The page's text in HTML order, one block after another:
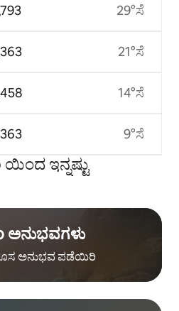
29°ಸೆ
21°ಸೆ
14°ಸೆ
9°ಸೆ
ಇನ್ನಷ್ಟು
ಅನುಭವಗಳು
ಅನುಭವ ಪಡೆಯಿರಿ